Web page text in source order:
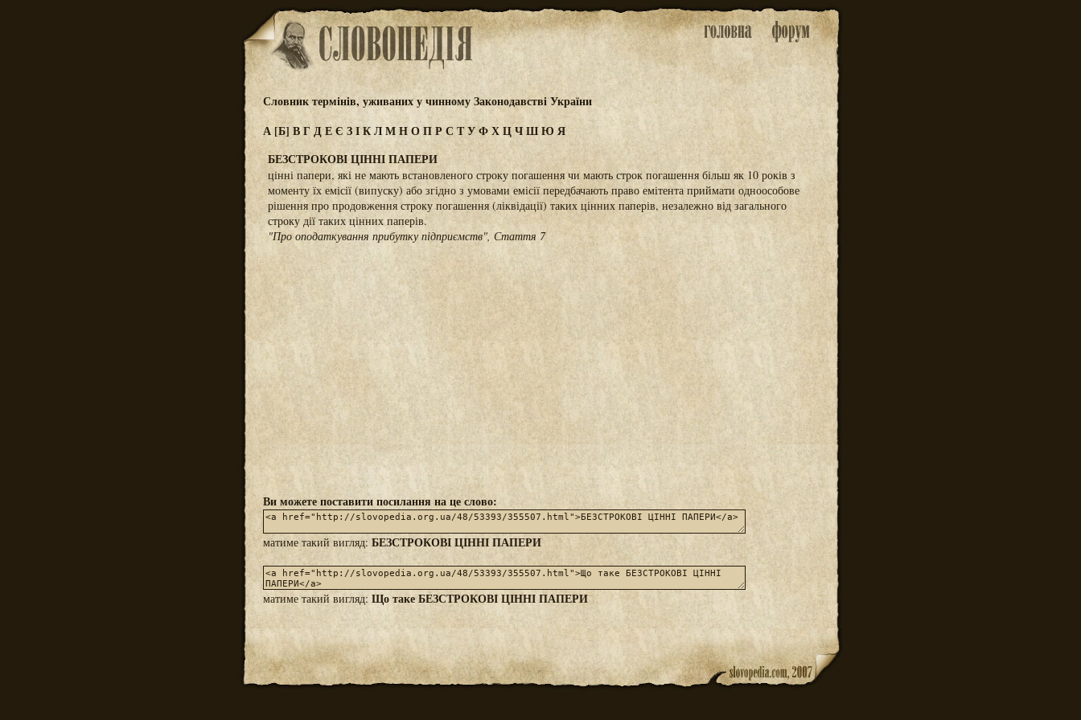
Словник термінів, уживаних у чинному Законодавстві України
А [Б] ВГ ДЕЄ ЗІКЛМНОПР С ТУФХЦЧШЮЯ
БЕЗСТРОКОВІ ЦІННІ ПАПЕРИ
цінні папери, які не мають встановленого строку погашення чи мають строк погашення більш як 10 років з
моменту їх емісії (випуску) або згідно з умовами емісії передбачають право емітента приймати одноособове
рішення про продовження строку погашення (ліквідації) таких цінних паперів, незалежно від загального
строку дії таких цінних паперів.
"Про оподаткування прибутку підприємств", Стаття 7
Ви можете поставити посилання на це слово:
матиме такий вигляд:БЕЗСТРОКОВІ ЦІННІ ПАПЕРИ
матиме такий вигляд: Що таке БЕЗСТРОКОВІ ЦІННІ ПАПЕРИ